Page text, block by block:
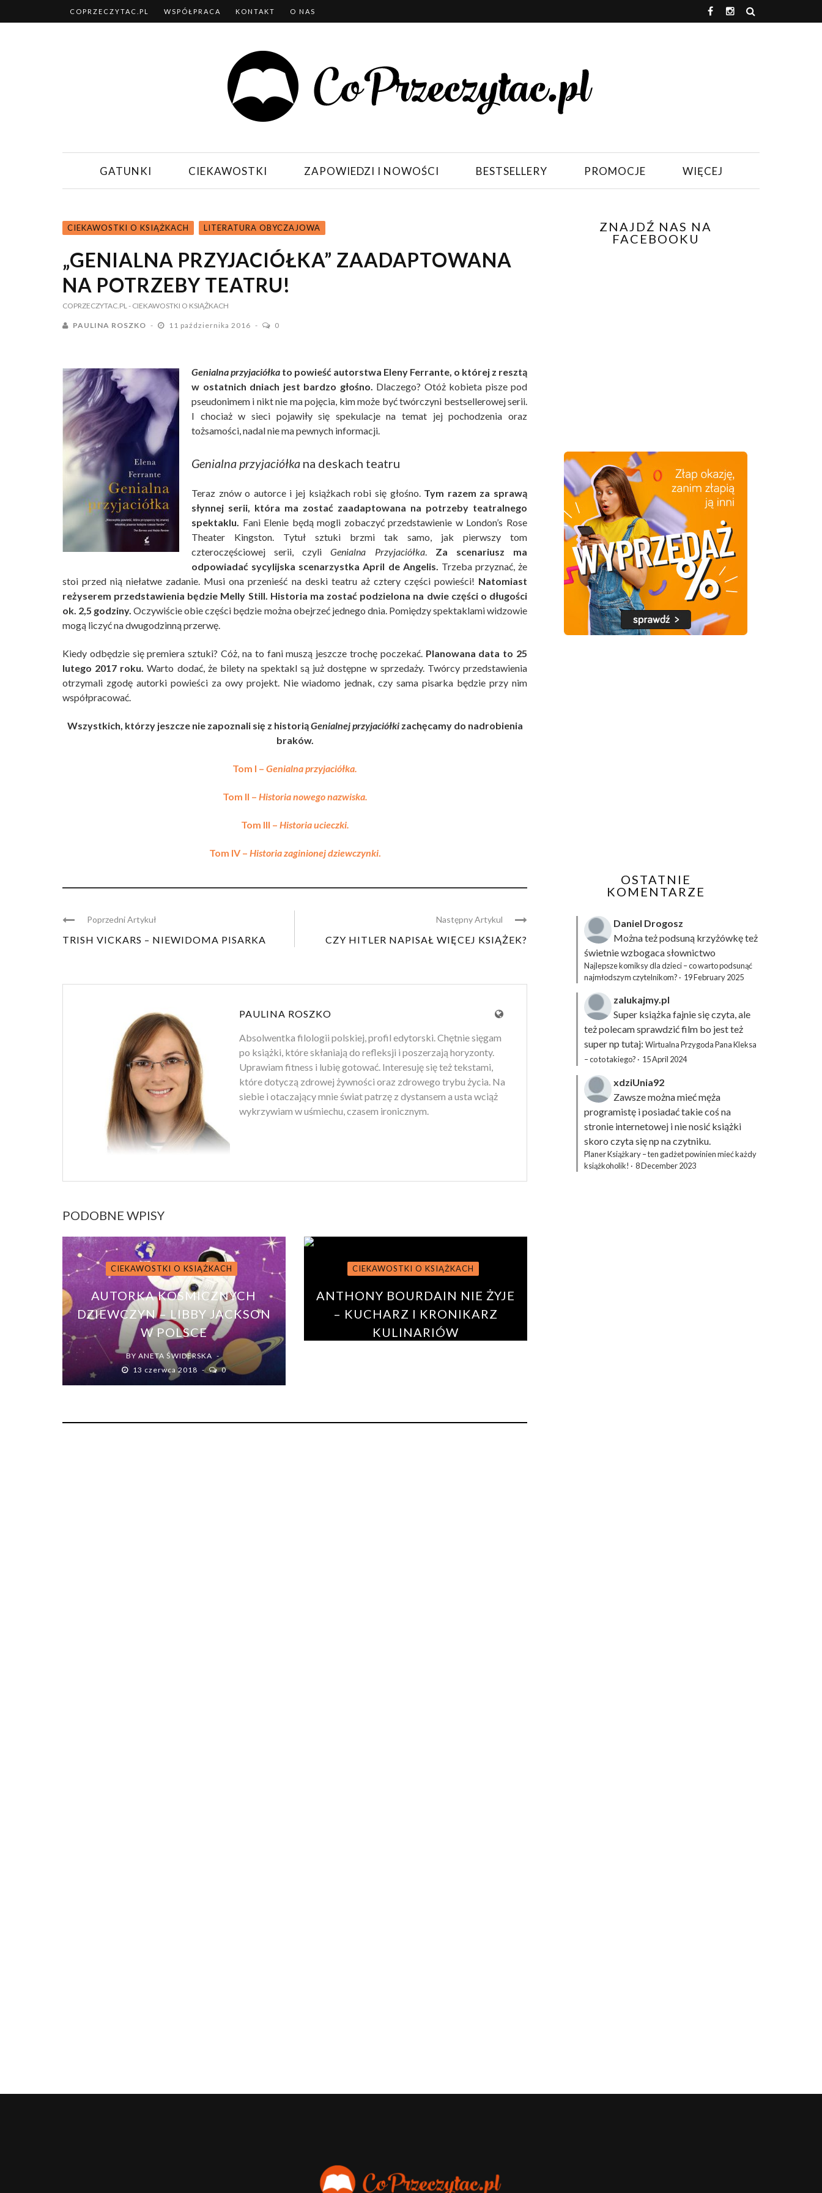
COPRZECZYTAC.PL WSPÓŁPRACA KONTAKT O NAS
GATUNKI CIEKAWOSTKI ZAPOWIEDZI I NOWOŚCI BESTSELLERY PROMOCJE WIĘCEJ
CIEKAWOSTKI O KSIĄŻKACH LITERATURA OBYCZAJOWA
„GENIALNA PRZYJACIÓŁKA” ZAADAPTOWANA
NA POTRZEBY TEATRU!
COPRZECZYTAC.PL- CIEKAWOSTKI O KSIĄŻKACH
PAULINA ROSZKO 11 października 2016 0
Genialna przyjaciółka to powieść autorstwa Eleny Ferrante, o której z resztą
w ostatnich dniach jest bardzo głośno. Dlaczego? Otóż kobieta pisze pod
pseudonimem i nikt nie ma pojęcia, kim może być twórczyni bestsellerowej serii.
I chociaż w sieci pojawiły się spekulacje na temat jej pochodzenia oraz
tożsamości, nadal nie ma pewnych informacji.
Genialna przyjaciółka na deskach teatru
Teraz znów o autorce i jej książkach robi się głośno. Tym razem za sprawą
słynnej serii, która ma zostać zaadaptowana na potrzeby teatralnego
spektaklu. Fani Elenie będą mogli zobaczyć przedstawienie w London’s Rose
Theater Kingston. Tytuł sztuki brzmi tak samo, jak pierwszy tom
czteroczęściowej serii, czyliGenialna Przyjaciółka. Za scenariusz ma
odpowiadać sycylijska scenarzystka April de Angelis. Trzeba przyznać, że
stoi przed nią niełatwe zadanie. Musi ona przenieść na deski teatru aż cztery części powieści! Natomiast
reżyserem przedstawienia będzie Melly Still. Historia ma zostać podzielona na dwie części o długości
ok. 2,5 godziny. Oczywiście obie części będzie można obejrzeć jednego dnia. Pomiędzy spektaklami widzowie
mogą liczyć na dwugodzinną przerwę.
Kiedy odbędzie się premiera sztuki? Cóż, na to fani muszą jeszcze trochę poczekać. Planowana data to 25
lutego 2017 roku. Warto dodać, że bilety na spektakl są już dostępne w sprzedaży. Twórcy przedstawienia
otrzymali zgodę autorki powieści za owy projekt. Nie wiadomo jednak, czy sama pisarka będzie przy nim
współpracować.
Wszystkich, którzy jeszcze nie zapoznali się z historiąGenialnej przyjaciółkizachęcamy do nadrobienia
braków.
Tom I – Genialna przyjaciółka.
Tom II – Historia nowego nazwiska.
Tom III – Historia ucieczki.
Tom IV – Historia zaginionej dziewczynki.
Poprzedni Artykuł
TRISH VICKARS – NIEWIDOMA PISARKA
Następny Artykul
CZY HITLER NAPISAŁ WIĘCEJ KSIĄŻEK?
PAULINA ROSZKO
Absolwentka filologii polskiej, profil edytorski. Chętnie sięgam
po książki, które skłaniają do refleksji i poszerzają horyzonty.
Uprawiam fitness i lubię gotować. Interesuję się też tekstami,
które dotyczą zdrowej żywności oraz zdrowego trybu życia. Na
siebie i otaczający mnie świat patrzę z dystansem a usta wciąż
wykrzywiam w uśmiechu, czasem ironicznym.
PODOBNE WPISY
CIEKAWOSTKI O KSIĄŻKACH
AUTORKA KOSMICZNYCH
DZIEWCZYN – LIBBY JACKSON
W POLSCE
BY ANETA ŚWIDERSKA
13 czerwca 2018
0
CIEKAWOSTKI O KSIĄŻKACH
ANTHONY BOURDAIN NIE ŻYJE
– KUCHARZ I KRONIKARZ
KULINARIÓW
ZNAJDŹ NAS NA
FACEBOOKU
OSTATNIE
KOMENTARZE
Daniel Drogosz
Można też podsuną krzyżówkęteż
świetnie wzbogaca słownictwo
Najlepsze komiksy dla dzieci – co warto podsunąć
najmłodszym czytelnikom? · 19 February 2025
zalukajmy.pl
Super książka fajnie się czyta, ale
też polecam sprawdzić film bo jest też
super np tutaj: Wirtualna Przygoda Pana Kleksa
– co to takiego? · 15 April 2024
xdziUnia92
Zawsze można mieć męża
programistę i posiadać takie coś na
stronie internetowej i nie nosić książki
skoro czyta się np na czytniku.
Planer Książkary – ten gadżet powinien mieć każdy
książkoholik! · 8 December 2023